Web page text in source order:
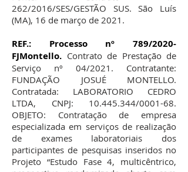
262/2016/SES/GESTÃO SUS. São Luís
(MA), 16 de março de 2021.
REF.: Processo nº 789/2020-
FJMontello. Contrato de Prestação de
Serviço nº 04/2021. Contratante:
FUNDAÇÃO JOSUÉ MONTELLO.
Contratada: LABORATORIO CEDRO
LTDA, CNPJ: 10.445.344/0001-68.
OBJETO: Contratação de empresa
especializada em serviços de realização
de exames laboratoriais dos
participantes de pesquisas inseridos no
Projeto “Estudo Fase 4, multicêntrico,